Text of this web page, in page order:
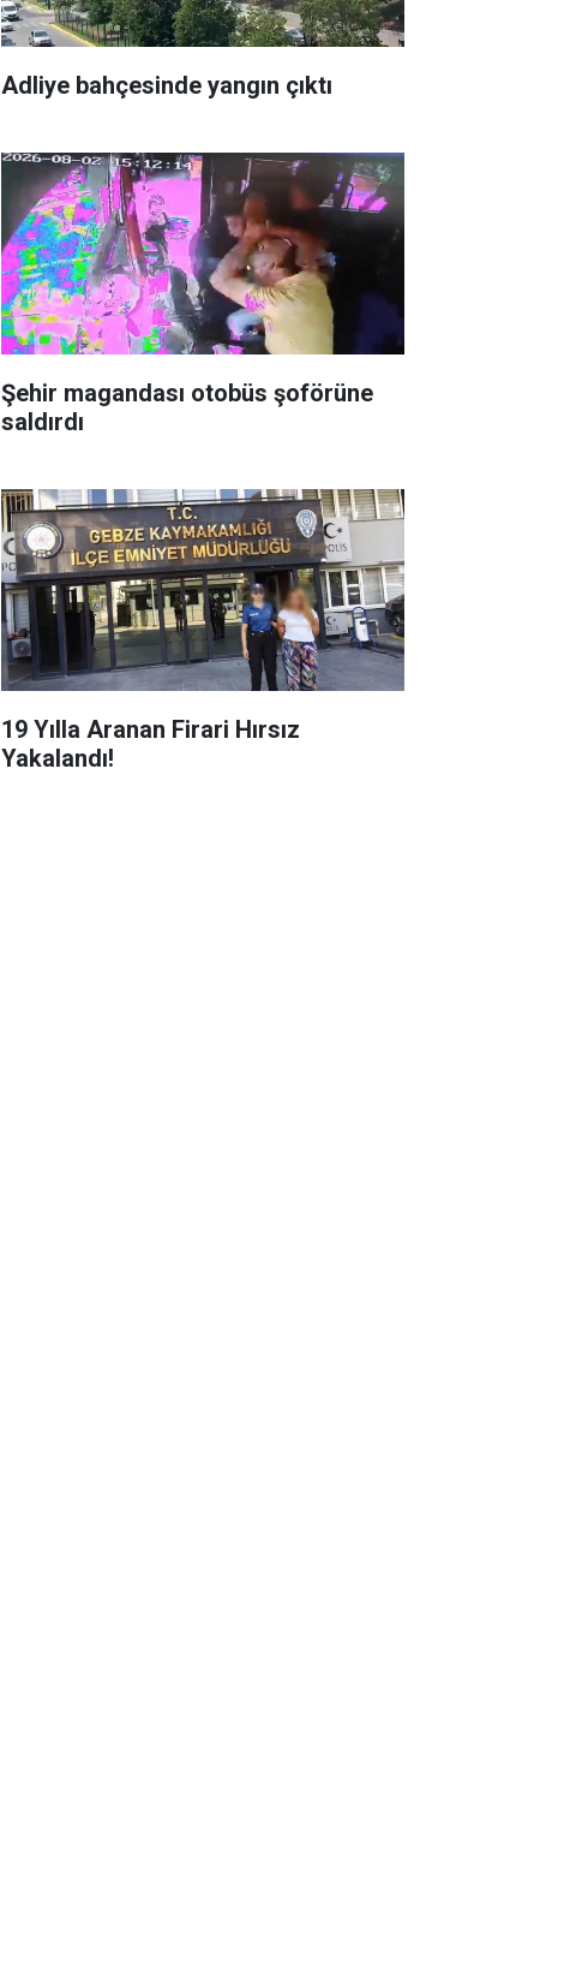
Adliye bahçesinde yangın çıktı
Şehir magandası otobüs şoförüne
saldırdı
19 Yılla Aranan Firari Hırsız
Yakalandı!